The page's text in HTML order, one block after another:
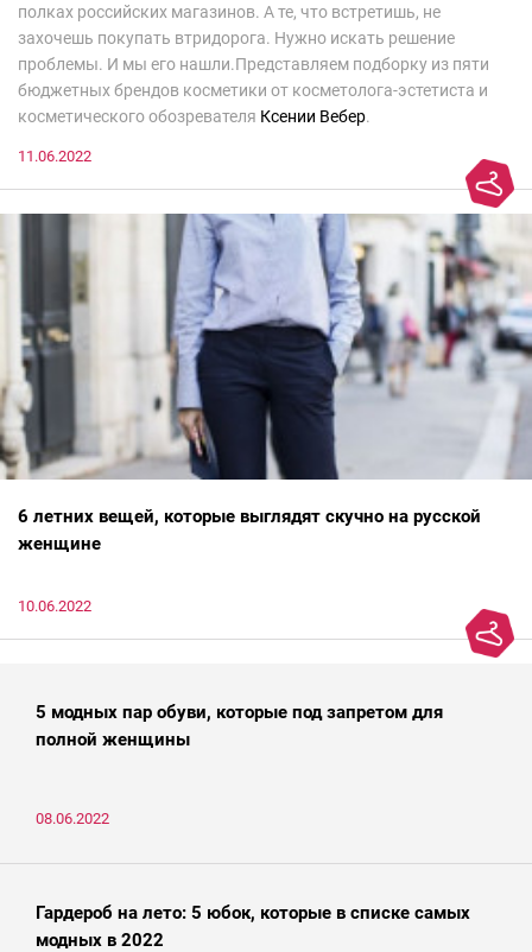
полках российских магазинов. А те, что встретишь, не
захочешь покупать втридорога. Нужно искать решение
проблемы. И мы его нашли.Представляем подборку из пяти
бюджетных брендов косметики от косметолога-эстетиста и
косметического обозревателя Ксении Вебер.
11.06.2022
6 летних вещей, которые выглядят скучно на русской
женщине
10.06.2022
5 модных пар обуви, которые под запретом для
полной женщины
08.06.2022
Гардероб на лето: 5 юбок, которые в списке самых
модных в 2022